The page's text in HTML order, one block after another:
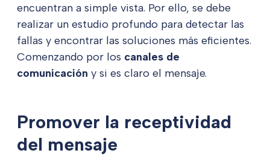
encuentran a simple vista. Por ello, se debe
realizar un estudio profundo para detectar las
fallas y encontrar las soluciones más eficientes.
Comenzando por los canales de
comunicación y si es claro el mensaje.
Promover la receptividad
del mensaje